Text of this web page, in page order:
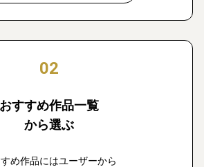
02
おすすめ作品一覧
から選ぶ
め作品にはユーザーから